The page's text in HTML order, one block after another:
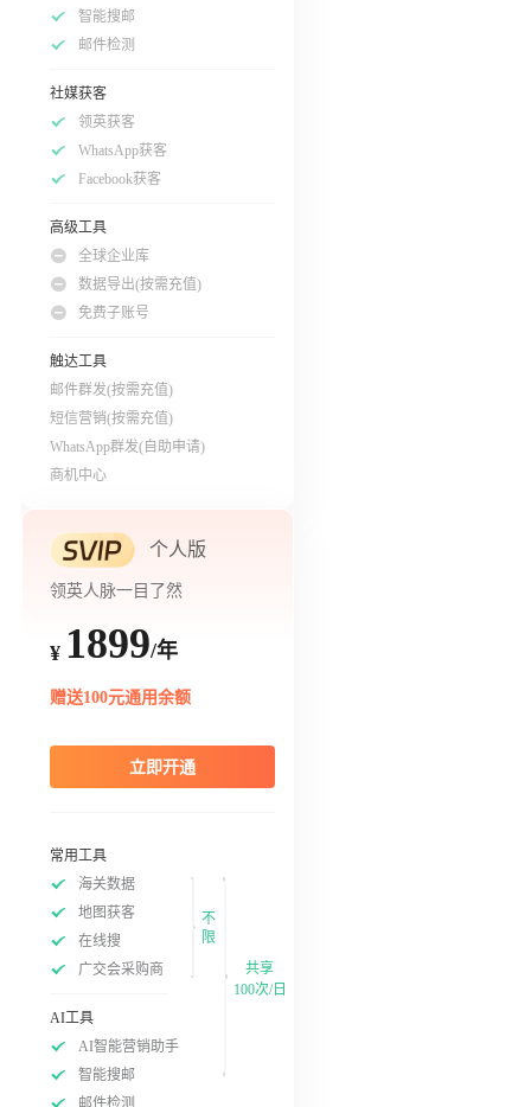
智能搜邮
邮件检测
社媒获客
领英获客
WhatsApp获客
Facebook获客
高级工具
全球企业库
数据导出(按需充值)
免费子账号
触达工具
邮件群发(按需充值)
短信营销(按需充值)
WhatsApp群发(自助申请)
商机中心
个人版
领英人脉一目了然
¥ 1899/年
赠送100元通用余额
立即开通
常用工具
海关数据
地图获客
在线搜
广交会采购商
不
限
AI工具
AI智能营销助手
智能搜邮
邮件检测
共享
100次/日